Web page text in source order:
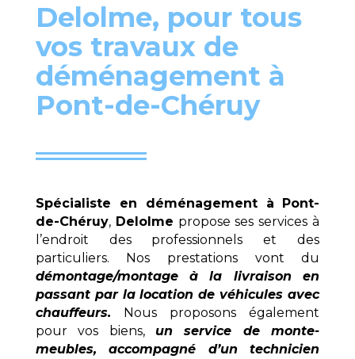
Delolme, pour tous
vos travaux de
déménagement à
Pont-de-Chéruy
Spécialiste en déménagement à
Pont-
de-Chéruy, Delolme propose ses services à
l’endroit des professionnels et des
particuliers. Nos prestations vont du
démontage/montage à la livraison en
passant par la location de véhicules avec
chauffeurs. Nous proposons également
pour vos biens, un service de monte-
meubles, accompagné d’un technicien